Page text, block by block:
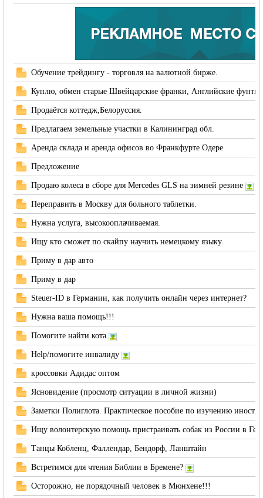
MEINLAND.
RU
Обучение трейдингу - торговля на валютной бирже.
Куплю, обмен старые Швейцарские франки, Английские фунты
Продаётся коттедж,Белоруссия.
Предлагаем земельные участки в Калининград обл.
Аренда склада и аренда офисов во Франкфурте Одере
Предложение
Продаю колеса в сборе для Mercedes GLS на зимней резине
Переправить в Москву для больного таблетки.
Нужна услуга, высокооплачиваемая.
Ищу кто сможет по скайпу научить немецкому языку.
Приму в дар авто
Приму в дар
Steuer-ID в Германии, как получить онлайн через интернет?
Нужна ваша помощь!!!
Помогите найти кота
Help/помогите инвалиду
кроссовки Адидас оптом
Ясновидение (просмотр ситуации в личной жизни)
Заметки Полиглота. Практическое пособие по изучению
Ищу волонтерскую помощь пристраивать собак из России в
Танцы Кобленц, Фаллендар, Бендорф, Ланштайн
Встретимся для чтения Библии в Бремене?
Осторожно, не порядочный человек в Мюнхене!!!